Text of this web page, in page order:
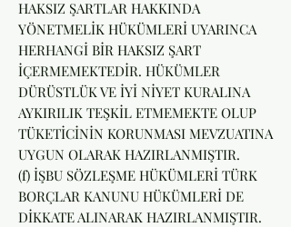
HAKSIZ ŞARTLAR HAKKINDA
YÖNETMELİK HÜKÜMLERİ UYARINCA
HERHANGİ BİR HAKSIZ ŞART
İÇERMEMEKTEDİR. HÜKÜMLER
DÜRÜSTLÜK VE İYİ NİYET KURALINA
AYKIRILIK TEŞKİL ETMEMEKTE OLUP
TÜKETİCİNİN KORUNMASI MEVZUATINA
UYGUN OLARAK HAZIRLANMIŞTIR.
(f) İŞBU SÖZLEŞME HÜKÜMLERİ TÜRK
BORÇLAR KANUNU HÜKÜMLERİ DE
DİKKATE ALINARAK HAZIRLANMIŞTIR.